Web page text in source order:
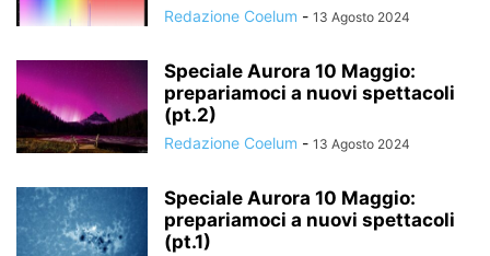
Redazione Coelum - 13 Agosto 2024
Speciale Aurora 10 Maggio:
prepariamoci a nuovi spettacoli
(pt.2)
Redazione Coelum - 13 Agosto 2024
Speciale Aurora 10 Maggio:
prepariamoci a nuovi spettacoli
(pt.1)